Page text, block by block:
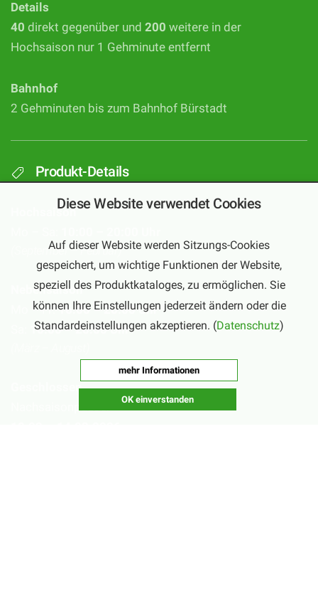
Details
40 direkt gegenüber und 200 weitere in der
Hochsaison nur 1 Gehminute entfernt
Bahnhof
2 Gehminuten bis zum Bahnhof Bürstadt
Produkt-Details
Hochsaison
(September – Februar)
Nebensaison
Mo – Fr:16:00 – 20:00 Uhr
10:00 – 20:00 Uhr
Geschlossen
Nachsaisonpause:
Diese Website verwendet Cookies
Auf dieser Website werden Sitzungs-Cookies
gespeichert, um wichtige Funktionen der Website,
speziell des Produktkataloges, zu ermöglichen. Sie
können Ihre Einstellungen jederzeit ändern oder die
Standardeinstellungen akzeptieren. (Datenschutz)
mehr Informationen
OK einverstanden